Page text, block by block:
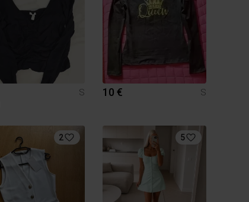
S
10 € S
2 5